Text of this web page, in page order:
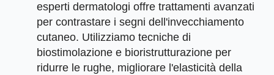
esperti dermatologi offre trattamenti avanzati
per contrastare i segni dell'invecchiamento
cutaneo. Utilizziamo tecniche di
biostimolazione e bioristrutturazione per
ridurre le rughe, migliorare l'elasticità della